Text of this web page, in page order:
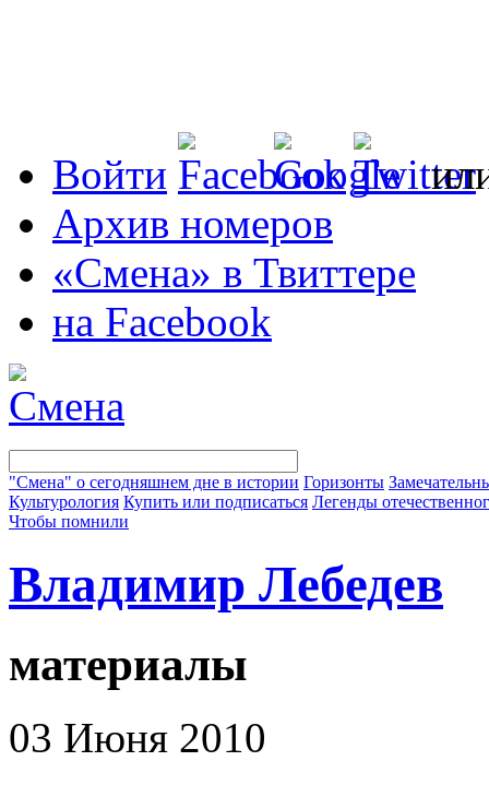
Войти
Архив номеров
«Смена» в Твиттере
на Facebook
"Смена" о сегодняшнем дне в истории Горизонты
Культурология Купить или подписаться Легенды
Чтобы помнили
Владимир Лебедев
материалы
03 Июня 2010